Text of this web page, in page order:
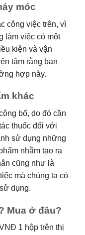
móc
công việc trên, vì
làm việc có một
kiện và vận
tâm rằng bạn
hợp này.
khác
bố, do đó cần
thuốc đối với
sử dụng những
nhằm tạo ra
cũng như là
mà chúng ta có
dụng.
Mua ở đâu?
1 hộp trên thị